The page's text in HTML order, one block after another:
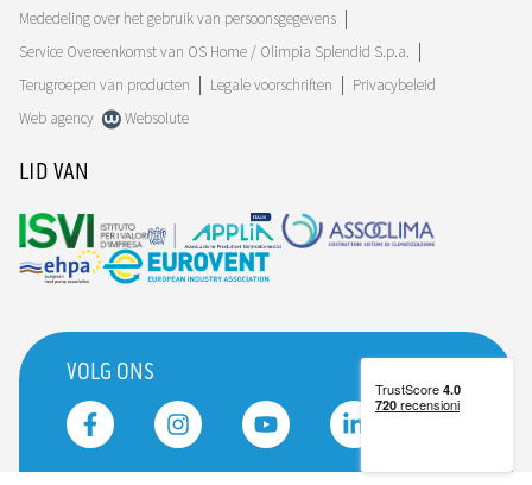
Mededeling over het gebruik van persoonsgegevens
Service Overeenkomst van OS Home / Olimpia Splendid S.p.a.
Terugroepen van producten
Legale voorschriften
Privacybeleid
Web agency
Websolute
LID VAN
VOLG ONS